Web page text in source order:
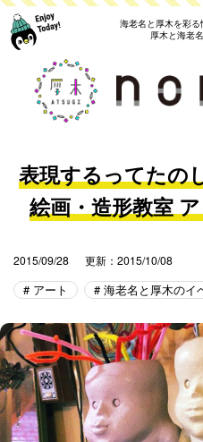
海老名と厚木を彩
厚木と海老
表現するってたの
絵画・造形教室
2015/09/28 更新：2015/10/08
アート 海老名と厚木のイ